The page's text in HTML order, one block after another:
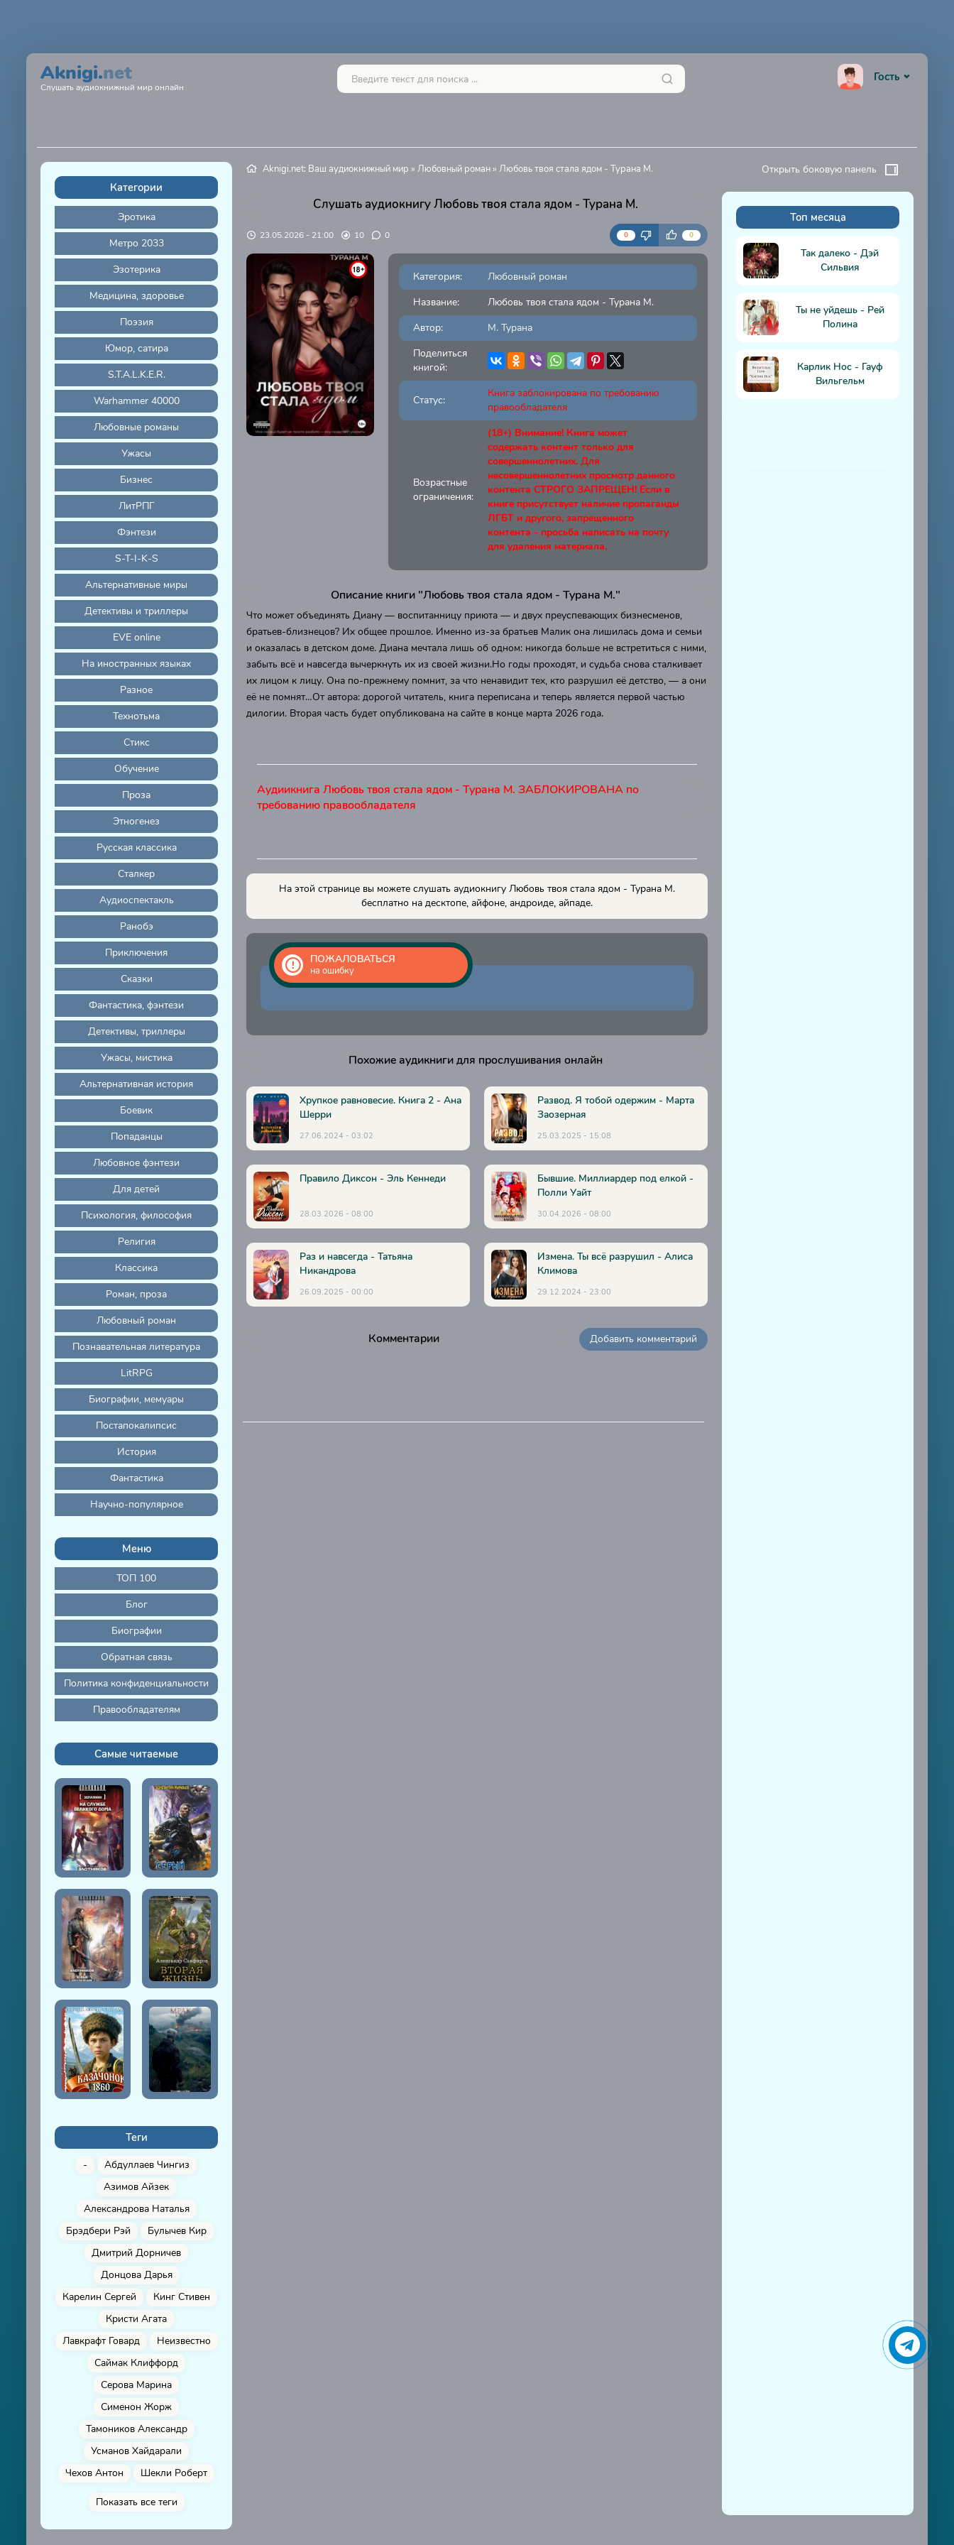
Aknigi.net
Слушать аудиокнижный мир онлайн
Гость
Категории
Эротика
Метро 2033
Эзотерика
Медицина, здоровье
Поэзия
Юмор, сатира
S.T.A.L.K.E.R.
Warhammer 40000
Любовные романы
Ужасы
Бизнес
ЛитРПГ
Фэнтези
S-T-I-K-S
Альтернативные миры
Детективы и триллеры
EVE online
На иностранных языках
Разное
Технотьма
Стикс
Обучение
Проза
Этногенез
Русская классика
Сталкер
Аудиоспектакль
Ранобэ
Приключения
Сказки
Фантастика, фэнтези
Детективы, триллеры
Ужасы, мистика
Альтернативная история
Боевик
Попаданцы
Любовное фэнтези
Для детей
Психология, философия
Религия
Классика
Роман, проза
Любовный роман
Познавательная литература
LitRPG
Биографии, мемуары
Постапокалипсис
История
Фантастика
Научно-популярное
Меню
ТОП 100
Блог
Биографии
Обратная связь
Политика конфиденциальности
Правообладателям
Самые читаемые
Теги
-
Абдуллаев Чингиз
Азимов Айзек
Александрова Наталья
Брэдбери Рэй
Булычев Кир
Дмитрий Дорничев
Донцова Дарья
Карелин Сергей
Кинг Стивен
Кристи Агата
Лавкрафт Говард
Неизвестно
Саймак Клиффорд
Серова Марина
Сименон Жорж
Тамоников Александр
Усманов Хайдарали
Чехов Антон
Шекли Роберт
Показать все теги
Aknigi.net: Ваш аудиокнижный мир » Любовный роман » Любовь твоя стала ядом - Турана М.
Слушать аудиокнигу Любовь твоя стала ядом - Турана М.
23.05.2026 - 21:00 10 0 0 0
Категория:
Любовный роман
Название:
Любовь твоя стала ядом - Турана М.
Автор:
М. Турана
Поделиться
книгой:
Статус:
Книга заблокирована по требованию
правообладателя
Возрастные
ограничения:
(18+) Внимание! Книга может
содержать контент только для
совершеннолетних. Для
несовершеннолетних просмотр данного
контента СТРОГО ЗАПРЕЩЕН! Если в
книге присутствует наличие пропаганды
ЛГБТ и другого, запрещенного
контента - просьба написать на почту
для удаления материала.
Описание книги "Любовь твоя стала ядом - Турана М."
Что может объединять Диану — воспитанницу приюта — и двух преуспевающих бизнесменов,
братьев-близнецов? Их общее прошлое. Именно из-за братьев Малик она лишилась дома и семьи
и оказалась в детском доме. Диана мечтала лишь об одном: никогда больше не встретиться с ними,
забыть всё и навсегда вычеркнуть их из своей жизни.Но годы проходят, и судьба снова сталкивает
их лицом к лицу. Она по-прежнему помнит, за что ненавидит тех, кто разрушил её детство, — а они
её не помнят…От автора: дорогой читатель, книга переписана и теперь является первой частью
дилогии. Вторая часть будет опубликована на сайте в конце марта 2026 года.
Аудиикнига Любовь твоя стала ядом - Турана М. ЗАБЛОКИРОВАНА по
требованию правообладателя
На этой странице вы можете слушать аудиокнигу Любовь твоя стала ядом - Турана М.
бесплатно на десктопе, айфоне, андроиде, айпаде.
ПОЖАЛОВАТЬСЯ
на ошибку
Похожие аудикниги для прослушивания онлайн
Хрупкое равновесие. Книга 2 - Ана
Шерри
27.06.2024 - 03:02
Развод. Я тобой одержим - Марта
Заозерная
25.03.2025 - 15:08
Правило Диксон - Эль Кеннеди
28.03.2026 - 08:00
Бывшие. Миллиардер под елкой -
Полли Уайт
30.04.2026 - 08:00
Раз и навсегда - Татьяна
Никандрова
26.09.2025 - 00:00
Измена. Ты всё разрушил - Алиса
Климова
29.12.2024 - 23:00
Комментарии Добавить комментарий
Открыть боковую панель
Топ месяца
Так далеко - Дэй
Сильвия
Ты не уйдешь - Рей
Полина
Карлик Нос - Гауф
Вильгельм